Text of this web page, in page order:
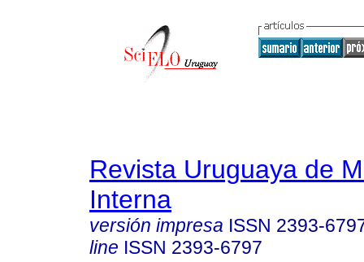
Revista Uruguaya de
Interna
versión impresa ISSN 2393-
line ISSN 2393-6797